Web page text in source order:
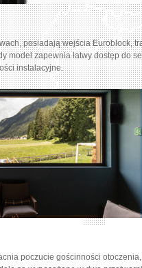
posiadają wejścia Euroblock,
model zapewnia łatwy dostęp do
instalacyjne.
poczucie gościnności